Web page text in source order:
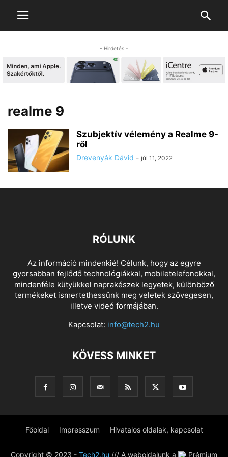
- Hirdetés -
realme 9
Szubjektív vélemény a Realme 9-
ről
Drevenyák Dávid - júl 11, 2022
RÓLUNK
Az információ mindenkié! Célunk, hogy az egyre
gyorsabban fejlődő technológiákkal, mobiletelefonokkal,
mindenféle kütyükkel naprakészek legyetek, különböző
termékeket ismertethessünk meg veletek szövegesen,
illetve videó formájában.
Kapcsolat: info@tech2.hu
KÖVESS MINKET
Főoldal Impresszum Hivatalos oldalak, kapcsolat
Copyright © 2023 - Tech2.hu /// A weboldalunk a Prémium